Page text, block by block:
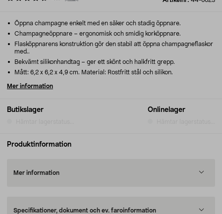
Butikslager Onlinelager
Öppna champagne enkelt med en säker och stadig öppnare.
Champagneöppnare – ergonomisk och smidig korköppnare.
Flasköppnarens konstruktion gör den stabil att öppna champagneflaskor
med..
Bekvämt silikonhandtag – ger ett skönt och halkfritt grepp.
Mått: 6,2 x 6,2 x 4,9 cm. Material: Rostfritt stål och silikon.
Mer information
Produktinformation
Mer information
Specifikationer, dokument och ev. faroinformation